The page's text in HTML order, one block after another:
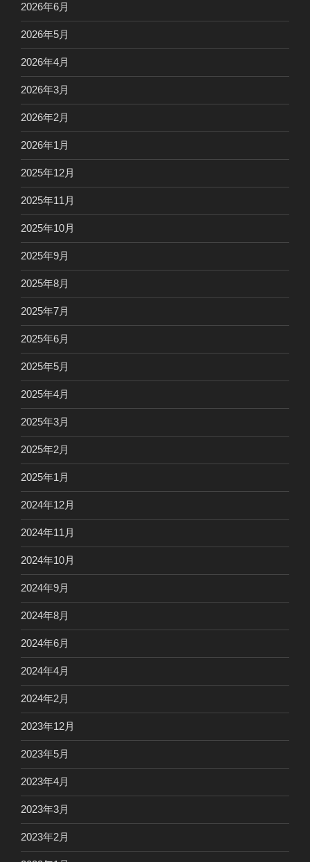
2026年6月
2026年5月
2026年4月
2026年3月
2026年2月
2026年1月
2025年12月
2025年11月
2025年10月
2025年9月
2025年8月
2025年7月
2025年6月
2025年5月
2025年4月
2025年3月
2025年2月
2025年1月
2024年12月
2024年11月
2024年10月
2024年9月
2024年8月
2024年6月
2024年4月
2024年2月
2023年12月
2023年5月
2023年4月
2023年3月
2023年2月